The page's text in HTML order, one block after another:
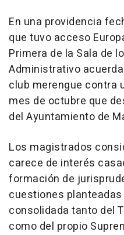
En una providencia
que tuvo acceso
Primera de la Sala de
Administrativo
club merengue contra
mes de octubre que
del Ayuntamiento de
Los magistrados
carece de interés
formación de
cuestiones
consolidada tanto del
como del propio